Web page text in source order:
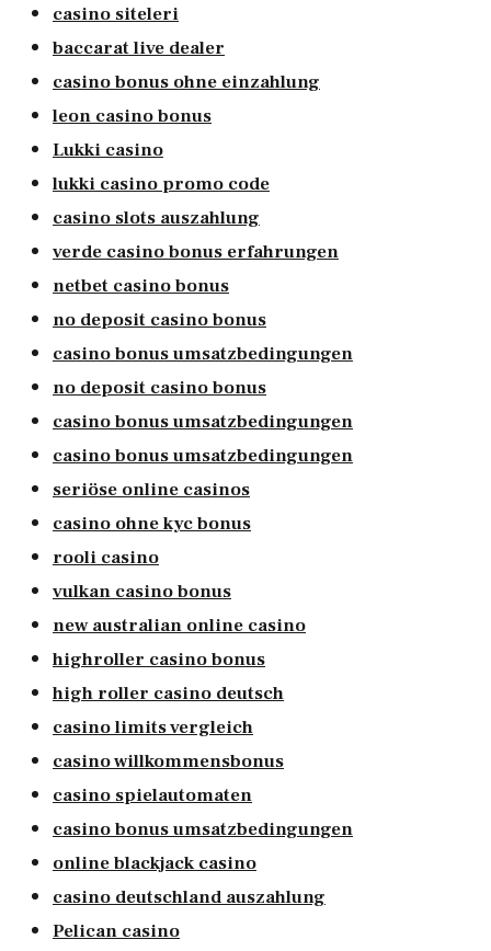
casino siteleri
baccarat live dealer
casino bonus ohne einzahlung
leon casino bonus
Lukki casino
lukki casino promo code
casino slots auszahlung
verde casino bonus erfahrungen
netbet casino bonus
no deposit casino bonus
casino bonus umsatzbedingungen
no deposit casino bonus
casino bonus umsatzbedingungen
casino bonus umsatzbedingungen
seriöse online casinos
casino ohne kyc bonus
rooli casino
vulkan casino bonus
new australian online casino
highroller casino bonus
high roller casino deutsch
casino limits vergleich
casino willkommensbonus
casino spielautomaten
casino bonus umsatzbedingungen
online blackjack casino
casino deutschland auszahlung
Pelican casino